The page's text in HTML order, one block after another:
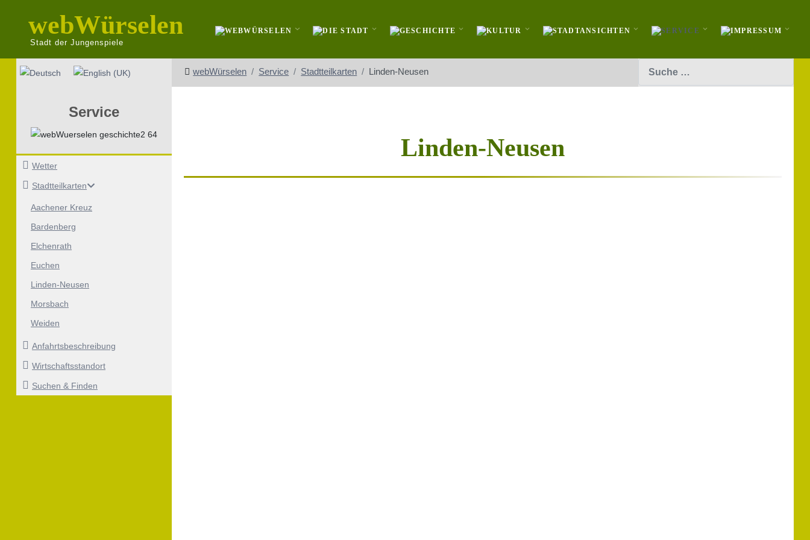
webWürselen
Stadt der Jungenspiele
Sprache auswählen webWürselen Service Stadtteilkarten Linden-Neusen
Service
Wetter
Stadtteilkarten
Aachener Kreuz
Bardenberg
Elchenrath
Euchen
Linden-Neusen
Morsbach
Weiden
Anfahrtsbeschreibung
Wirtschaftsstandort
Suchen & Finden
Linden-Neusen